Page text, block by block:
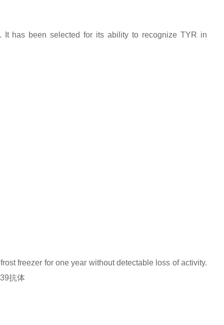
has been selected for its ability to recognize TYR in
freezer for one year without detectable loss of activity.
抗体